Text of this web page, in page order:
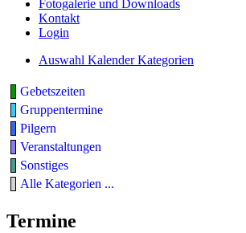
Fotogalerie und Downloads
Kontakt
Login
Auswahl Kalender Kategorien
Gebetszeiten
Gruppentermine
Pilgern
Veranstaltungen
Sonstiges
Alle Kategorien ...
Termine